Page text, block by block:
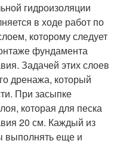
гидроизоляции
в ходе работ по
которому следует
фундамента
Задачей этих слоев
дренажа, который
При засыпке
которая для песка
20 см. Каждый из
выполнять еще и